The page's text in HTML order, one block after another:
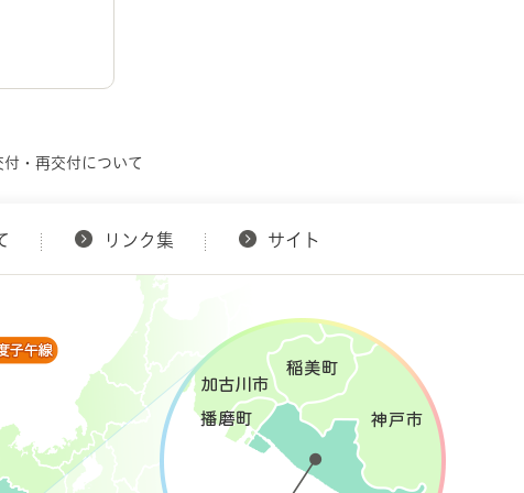
・再交付について
リンク集 サイト